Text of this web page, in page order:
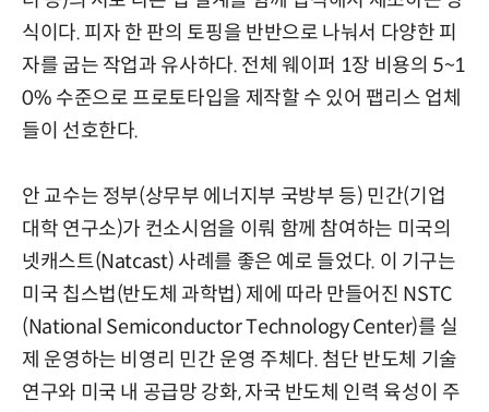
식이다. 피자 한 판의 토핑을 반반으로 나눠서 다양한 피
자를 굽는 작업과 유사하다. 전체 웨이퍼 1장 비용의 5~1
0% 수준으로 프로토타입을 제작할 수 있어 팹리스 업체
들이 선호한다.
안 교수는 정부(상무부 에너지부 국방부 등) 민간(기업
대학 연구소)가 컨소시엄을 이뤄 함께 참여하는 미국의
넷캐스트(Natcast) 사례를 좋은 예로 들었다. 이 기구는
미국 칩스법(반도체 과학법) 제에 따라 만들어진 NSTC
(National Semiconductor Technology Center)를 실
제 운영하는 비영리 민간 운영 주체다. 첨단 반도체 기술
연구와 미국 내 공급망 강화, 자국 반도체 인력 육성이 주